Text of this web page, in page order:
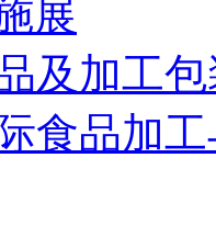
展
及加工
食品加